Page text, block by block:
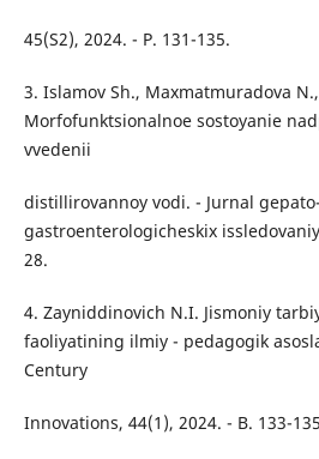
45(S2), 2024. - P. 131-135.
3. Islamov Sh., Maxmatmuradova
Morfofunktsionalnoe sostoyanie
vvedenii
distillirovannoy vodi. - Jurnal gepato-
gastroenterologicheskix
28.
4. Zayniddinovich N.I. Jismoniy
faoliyatining ilmiy - pedagogik
Century
Innovations, 44(1), 2024. - B. 133-